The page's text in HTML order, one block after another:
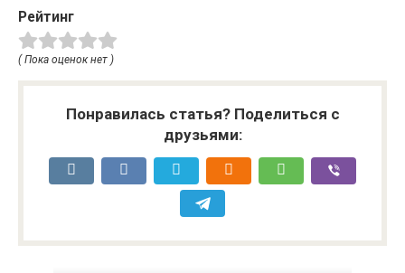
Рейтинг
( Пока оценок нет )
Понравилась статья? Поделиться с
друзьями: